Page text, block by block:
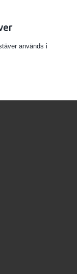
används i